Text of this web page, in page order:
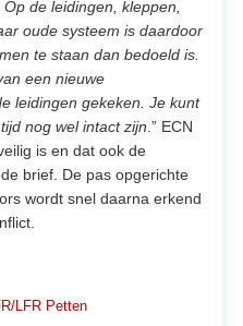
de leidingen, kleppen,
oude systeem is daardoor
te staan dan bedoeld is.
een nieuwe
leidingen gekeken. Je kunt
nog wel intact zijn.” ECN
is en dat ook de
brief. De pas opgerichte
wordt snel daarna erkend
LFR Petten